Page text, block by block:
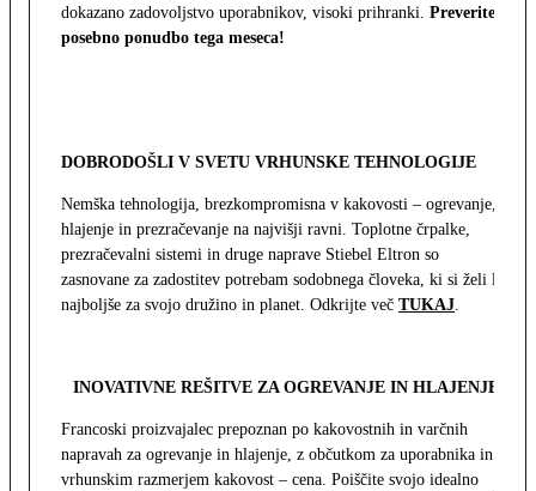
dokazano zadovoljstvo uporabnikov, visoki prihranki. Preverite
posebno ponudbo tega meseca!
DOBRODOŠLI V SVETU VRHUNSKE TEHNOLOGIJE
Nemška tehnologija, brezkompromisna v kakovosti – ogrevanje,
hlajenje in prezračevanje na najvišji ravni. Toplotne črpalke,
prezračevalni sistemi in druge naprave Stiebel Eltron so
zasnovane za zadostitev potrebam sodobnega človeka, ki si želi le
najboljše za svojo družino in planet. Odkrijte več TUKAJ.
INOVATIVNE REŠITVE ZA OGREVANJE IN HLAJENJE
Francoski proizvajalec prepoznan po kakovostnih in varčnih
napravah za ogrevanje in hlajenje, z občutkom za uporabnika in z
vrhunskim razmerjem kakovost – cena. Poiščite svojo idealno